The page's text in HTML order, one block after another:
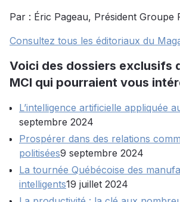
Par : Éric Pageau, Président Groupe
Consultez tous les éditoriaux du
Voici des dossiers exclusifs
MCI qui pourraient vous
L’intelligence artificielle appliquée
septembre 2024
Prospérer dans des relations
politisées9 septembre 2024
La tournée Québécoise des
intelligents19 juillet 2024